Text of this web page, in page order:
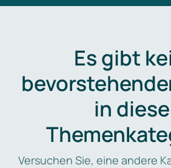
Es gibt
in
Versuchen Sie, eine andere